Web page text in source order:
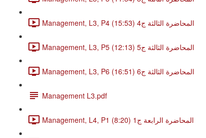
Management, L3, P4 المحاضرة الثالثة ج4 (15:53)
Management, L3, P5 المحاضرة الثالثة ج5 (12:13)
Management, L3, P6 المحاضرة الثالثة ج6 (16:51)
Management L3.pdf
Management, L4, P1 المحاضرة الرابعة ج1 (8:20)